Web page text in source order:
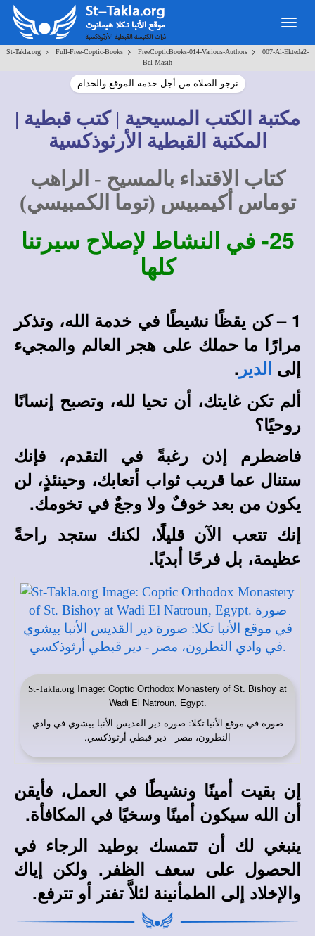
St-Takla.org > Full-Free-Coptic-Books > FreeCopticBooks-014-Various-Authors >
007-Al-Ekteda2-
Bel-Masih
نرجو الصلاة من أجل خدمة الموقع والخدام
مكتبة الكتب المسيحية | كتب قبطية |
المكتبة القبطية الأرثوذكسية
كتاب الاقتداء بالمسيح - الراهب
توماس أكيمبيس (توما الكمبيسي)
25- في النشاط لإصلاح سيرتنا
كلها
1 – كن يقظًا نشيطًا في خدمة الله، وتذكر
مرارًا ما حملك على هجر العالم والمجيء
إلى
الدير .
ألم تكن غايتك، أن تحيا لله، وتصبح إنسانًا
روحيًا؟
فاضطرم إذن رغبةً في التقدم، فإنك
ستنال عما قريب ثواب أتعابك، وحينئذٍ، لن
يكون من بعد خوفٌ ولا وجعٌ في تخومك.
إنك تتعب الآن قليلًا، لكنك ستجد راحةً
عظيمة، بل فرحًا أبديًا.
St-Takla.org Image: Coptic Orthodox Monastery of St. Bishoy at
Wadi El Natroun, Egypt.
صورة في موقع الأنبا تكلا: صورة دير القديس الأنبا بيشوي في وادي
النطرون، مصر - دير قبطي أرثوذكسي.
إن بقيت أمينًا ونشيطًا في العمل، فأيقن
أن الله سيكون أمينًا وسخيًا في المكافأة.
ينبغي لك أن تتمسك بوطيد الرجاء في
الحصول على سعف الظفر. ولكن إياك
والإخلاد إلى الطمأنينة لئلاَّ تفتر أو تترفع.